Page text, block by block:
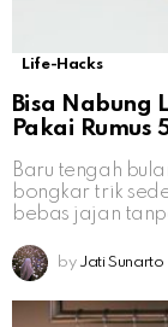
Life-Hacks
Bisa Nabung
Pakai
Baru tengah
bongkar trik
bebas jajan
by Jati Sunarto